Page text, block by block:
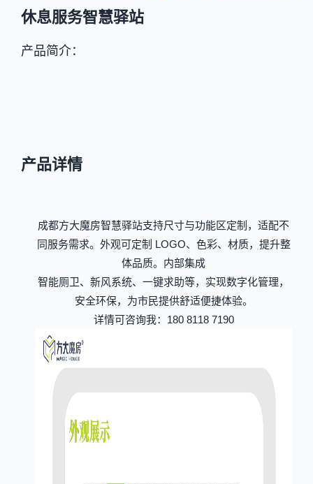
休息服务智慧驿站
产品简介：
产品详情
成都方大魔房智慧驿站支持尺寸与功能区定制，适配不
同服务需求。外观可定制 LOGO、色彩、材质，提升整
体品质。内部集成
智能厕卫、新风系统、一键求助等，实现数字化管理，
安全环保，为市民提供舒适便捷体验。
详情可咨询我：180 8118 7190